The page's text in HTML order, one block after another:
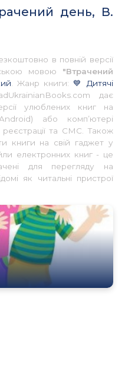
день, В.
в повній версії
мовою "Втрачений
. Жанр книги: 💙 Дитячі
дає
улюблених книг на
або комп’ютері
та СМС. Також
книги на свій гаджет у
електронних книг - це
для перегляду на
як читальні пристрої